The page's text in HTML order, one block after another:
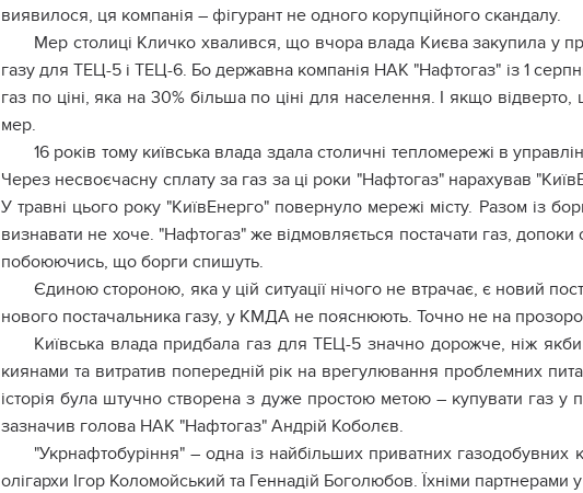
виявилося, ця компанія – фігурант не одного корупційного скандалу.
Мер столиці Кличко хвалився, що вчора влада Києва закупила у
газу для ТЕЦ-5 і ТЕЦ-6. Бо державна компанія НАК "Нафтогаз" із 1
газ по ціні, яка на 30% більша по ціні для населення. І якщо
мер.
16 років тому київська влада здала столичні тепломережі в
Через несвоєчасну сплату за газ за ці роки "Нафтогаз" нарахував
У травні цього року "КиївЕнерго" повернуло мережі місту. Разом із
визнавати не хоче. "Нафтогаз" же відмовляється постачати газ, допоки
побоюючись, що борги спишуть.
Єдиною стороною, яка у цій ситуації нічого не втрачає, є новий
нового постачальника газу, у КМДА не пояснюють. Точно не на
Київська влада придбала газ для ТЕЦ-5 значно дорожче, ніж
киянами та витратив попередній рік на врегулювання проблемних
історія була штучно створена з дуже простою метою – купувати газ
зазначив голова НАК "Нафтогаз" Андрій Коболєв.
"Укрнафтобуріння" – одна із найбільших приватних газодобувних
олігархи Ігор Коломойський та Геннадій Боголюбов. Їхніми партнерами